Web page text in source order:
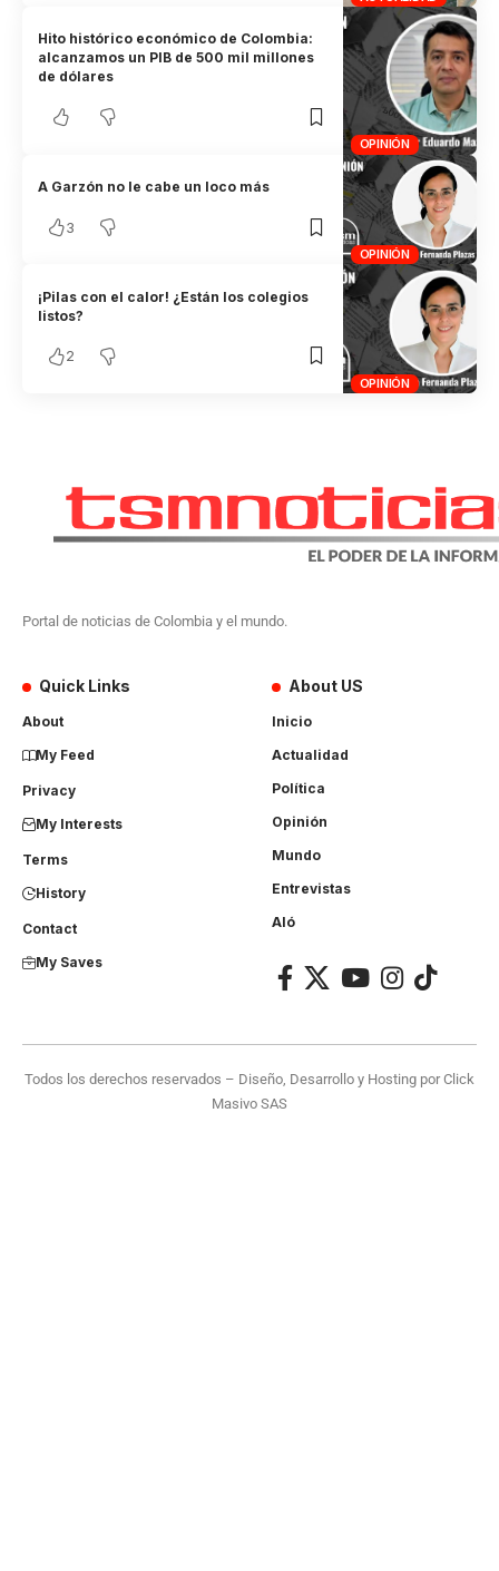
OPINIÓN
Hito histórico económico de Colombia:
alcanzamos un PIB de 500 mil millones
de dólares
OPINIÓN
A Garzón no le cabe un loco más
3
OPINIÓN
¡Pilas con el calor! ¿Están los colegios
listos?
2
Portal de noticias de Colombia y el mundo.
Quick Links
About
My Feed
Privacy
My Interests
Terms
History
Contact
My Saves
About US
Inicio
Actualidad
Política
Opinión
Mundo
Entrevistas
Aló
Todos los derechos reservados – Diseño, Desarrollo y Hosting porClick
Masivo SAS